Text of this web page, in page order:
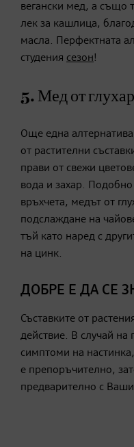
вегански мед, а също
лек за кашлица,
масла. Перфектната
студения сезон!
5. Мед от
Още една
от растителни
прави от свежи
вода и захар.
връхчета, медът от
подслаждане на
тъй като наред с
на цинк.
ДОБРЕ Е ДА СЕ
Съставките от
действие. В случай
симптоми на
е препоръчително,
предварително с